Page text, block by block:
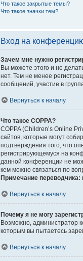
Что такое закрытые темы?
Что такое значки тем?
Вход на
Зачем мне нужно
Вы можете этого и не
нет. Тем не менее
сообщений, участие в
Вернуться к началу
Что такое COPPA?
COPPA (Children’s Online
сайтов, которые могут
подтверждения того, что
регистрирующемуся на
данной конференции не
кем можно связаться по
Примечание
Вернуться к началу
Почему я не могу
Возможно, администратор
которым вы пытаетесь
Вернуться к началу